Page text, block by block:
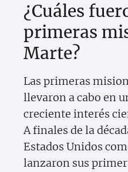
¿Cuáles
primeras
Marte?
Las primeras
llevaron a cabo en
creciente interés
A finales de la
Estados Unidos
lanzaron sus